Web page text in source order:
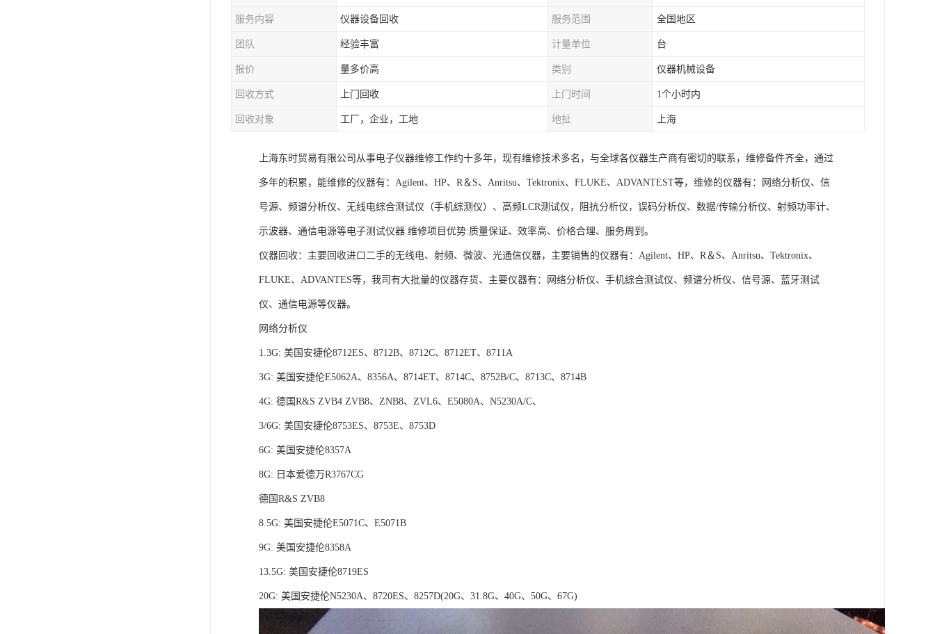
服务内容 仪器设备回收 服务范围 全国地区
团队 经验丰富 计量单位 台
报价 量多价高 类别 仪器机械设备
回收方式 上门回收 上门时间 1个小时内
回收对象 工厂，企业，工地 地扯 上海
上海东时贸易有限公司从事电子仪器维修工作约十多年，现有维修技术多名，与全球各仪器生产商有密切的联系，维修备件齐全，通过
多年的积累，能维修的仪器有：Agilent、HP、R＆S、Anritsu、Tektronix、FLUKE、ADVANTEST等，维修的仪器有：网络分析仪、信
号源、频谱分析仪、无线电综合测试仪（手机综测仪）、高频LCR测试仪，阻抗分析仪，误码分析仪、数据/传输分析仪、射频功率计、
示波器、通信电源等电子测试仪器.维修项目优势:质量保证、效率高、价格合理、服务周到。
仪器回收：主要回收进口二手的无线电、射频、微波、光通信仪器，主要销售的仪器有：Agilent、HP、R＆S、Anritsu、Tektronix、
FLUKE、ADVANTES等，我司有大批量的仪器存货、主要仪器有：网络分析仪、手机综合测试仪、频谱分析仪、信号源、蓝牙测试
仪、通信电源等仪器。
网络分析仪
1.3G: 美国安捷伦8712ES、8712B、8712C、8712ET、8711A
3G: 美国安捷伦E5062A、8356A、8714ET、8714C、8752B/C、8713C、8714B
4G: 德国R&S ZVB4 ZVB8、ZNB8、ZVL6、E5080A、N5230A/C、
3/6G: 美国安捷伦8753ES、8753E、8753D
6G: 美国安捷伦8357A
8G: 日本爱德万R3767CG
德国R&S ZVB8
8.5G: 美国安捷伦E5071C、E5071B
9G: 美国安捷伦8358A
13.5G: 美国安捷伦8719ES
20G: 美国安捷伦N5230A、8720ES、8257D(20G、31.8G、40G、50G、67G)